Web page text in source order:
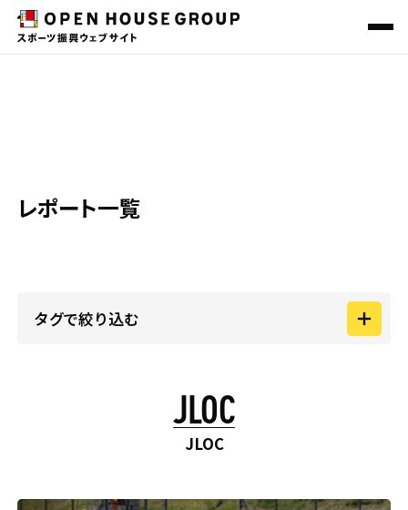
地域共創プロジェクト
レポート一覧
タグで絞り込む
#試合 / イベント
JLOC
JLOC